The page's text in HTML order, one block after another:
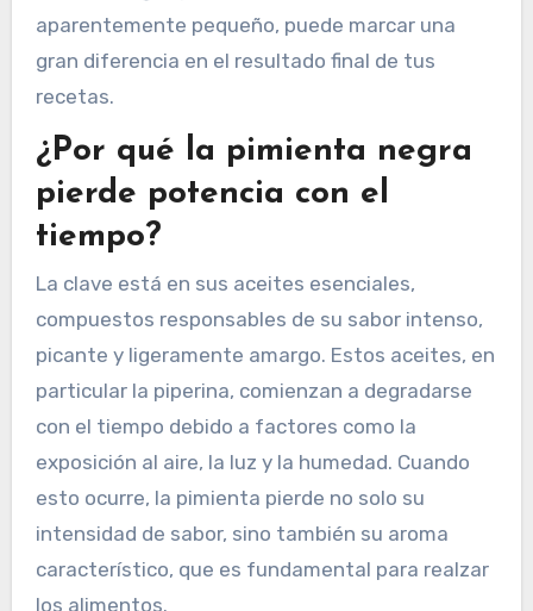
aparentemente pequeño, puede marcar una
gran diferencia en el resultado final de tus
recetas.
¿Por qué la pimienta negra
pierde potencia con el
tiempo?
La clave está en sus aceites esenciales,
compuestos responsables de su sabor intenso,
picante y ligeramente amargo. Estos aceites, en
particular la piperina, comienzan a degradarse
con el tiempo debido a factores como la
exposición al aire, la luz y la humedad. Cuando
esto ocurre, la pimienta pierde no solo su
intensidad de sabor, sino también su aroma
característico, que es fundamental para realzar
los alimentos.